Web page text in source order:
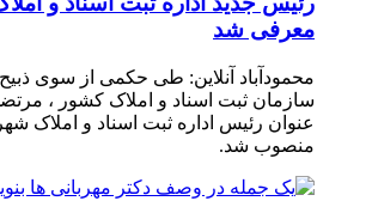
معرفی شد
محمودآباد آنلاین: طی حکمی از سوی ذبیح
سازمان ثبت اسناد و املاک کشور ،
عنوان رئیس اداره ثبت اسناد و املاک
منصوب شد.